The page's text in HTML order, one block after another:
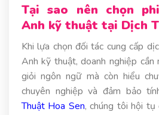
Tại sao nên chọn
Anh kỹ thuật tại Dịch
Khi lựa chọn đối tác cung cấp
Anh kỹ thuật, doanh nghiệp
giỏi ngôn ngữ mà còn hiểu
chuyên nghiệp và đảm bảo
Thuật Hoa Sen, chúng tôi hội